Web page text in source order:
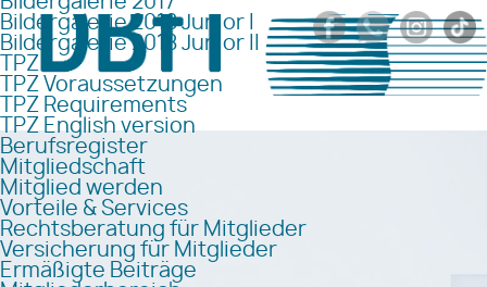
Bildergalerie 2018 Junior I
Bildergalerie 2018 Junior II
TPZ
TPZ Voraussetzungen
TPZ Requirements
TPZ English version
Berufsregister
Mitgliedschaft
Mitglied werden
Vorteile & Services
Rechtsberatung für Mitglieder
Versicherung für Mitglieder
Ermäßigte Beiträge